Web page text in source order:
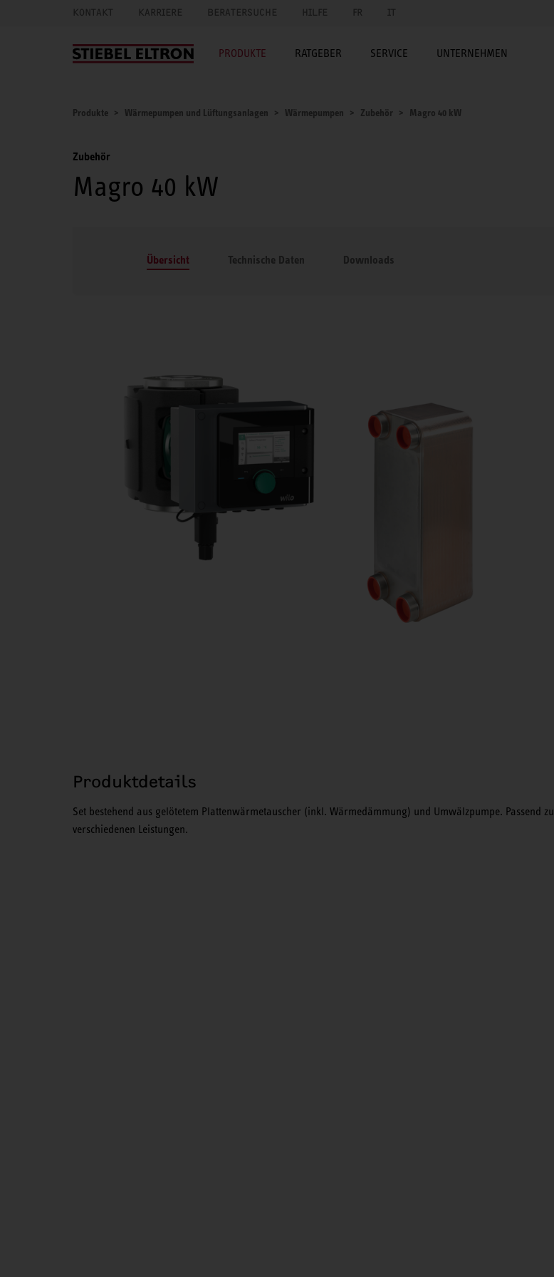
KONTAKT KARRIERE BERATERSUCHE HILFE FR IT
PRODUKTE RATGEBER SERVICE UNTERNEHMEN
Produkte Wärmepumpen und Lüftungsanlagen Wärmepumpen Zubehör Magro 40 kW
Zubehör
Magro 40 kW
Übersicht Technische Daten Downloads
Produktdetails
Set bestehend aus gelötetem Plattenwärmetauscher (inkl. Wärmedämmung) und Umwälzpumpe. Passend zu
verschiedenen Leistungen.